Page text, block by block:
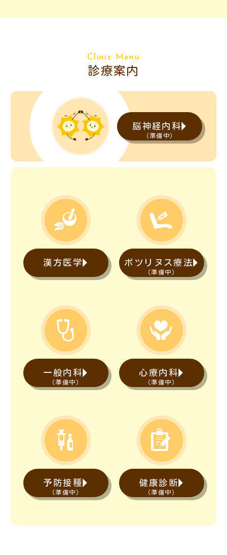
Clinic Menu
診療案内
脳神経内科
（準備中）

漢方医学

ボツリヌス療法
（準備中）

一般内科
（準備中）

心療内科
（準備中）

予防接種
（準備中）

健康診断
（準備中）